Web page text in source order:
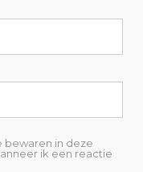
bewaren in deze
ik een reactie